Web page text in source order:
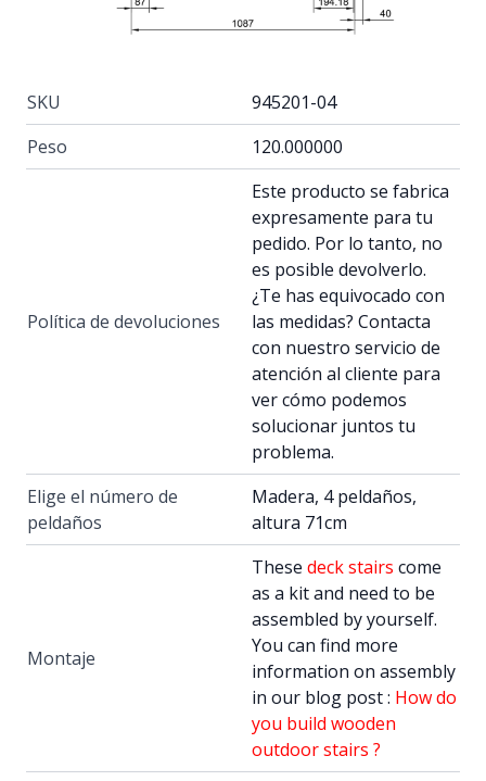
SKU
945201-04
Peso
120.000000
Política de devoluciones
Este producto se fabrica
expresamente para tu
pedido. Por lo tanto, no
es posible devolverlo.
¿Te has equivocado con
las medidas? Contacta
con nuestro servicio de
atención al cliente para
ver cómo podemos
solucionar juntos tu
problema.
Elige el número de
peldaños
Madera, 4 peldaños,
altura 71cm
Montaje
These deck stairs come
as a kit and need to be
assembled by yourself.
You can find more
information on assembly
in our blog post : How do
you build wooden
outdoor stairs ?